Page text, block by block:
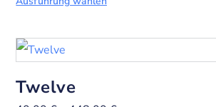
Twelve